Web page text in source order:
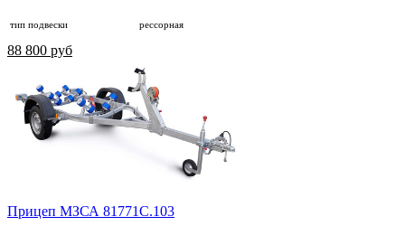
тип подвески рессорная
88 800 руб
Прицеп МЗСА 81771С.103